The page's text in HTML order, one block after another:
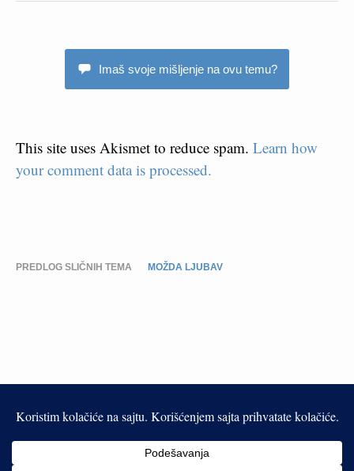
Imaš svoje mišljenje na ovu temu?
This site uses Akismet to reduce spam. Learn how
your comment data is processed.
PREDLOG SLIČNIH TEMA MOŽDA LJUBAV
This work is licensed under aCreative Commons Attribution-